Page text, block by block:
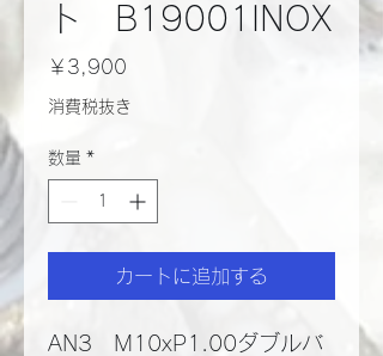
ト B19001INOX
￥3,900
格
消費税抜き
数量 *
カートに追加する
AN3 M10xP1.00ダブルバ